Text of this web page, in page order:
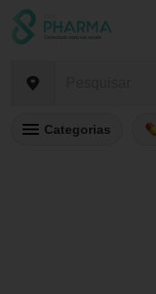
Categorias